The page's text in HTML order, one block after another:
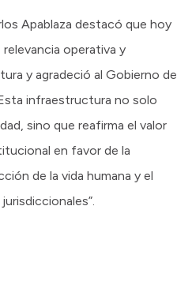
Apablaza destacó que hoy
operativa y
y agradeció al Gobierno de
infraestructura no solo
sino que reafirma el valor
en favor de la
de la vida humana y el